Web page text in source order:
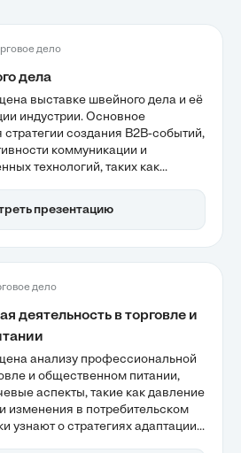
дело
дела
выставке швейного дела и её
индустрии. Основное
создания B2B-событий,
коммуникации и
технологий, таких как
производство и
поставок, что делает выставку
презентацию
дело
деятельность в торговле и
анализу профессиональной
и общественном питании,
аспекты, такие как давление
изменения в потребительском
узнают о стратегиях адаптации